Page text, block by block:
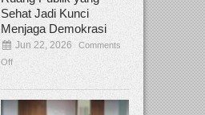
Sehat Jadi Kunci
Menjaga Demokrasi
Jun 22, 2026
Comments
Off